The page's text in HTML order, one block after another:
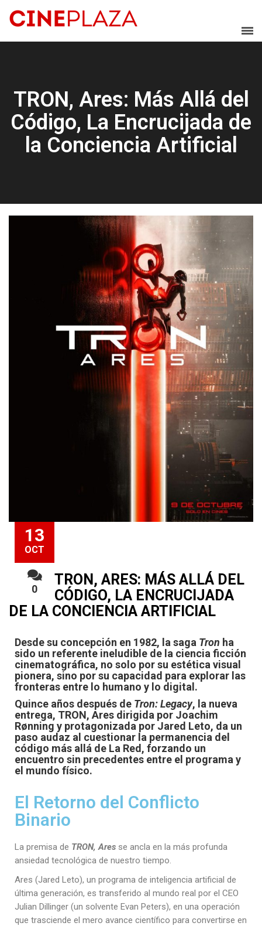
TRON, Ares: Más Allá del
Código, La Encrucijada de
la Conciencia Artificial
13
OCT
0
TRON, ARES: MÁS ALLÁ DEL
CÓDIGO, LA ENCRUCIJADA
DE LA CONCIENCIA ARTIFICIAL
Desde su concepción en 1982, la saga Tron ha
sido un referente ineludible de la ciencia ficción
cinematográfica, no solo por su estética visual
pionera, sino por su capacidad para explorar las
fronteras entre lo humano y lo digital.
Quince años después de Tron: Legacy, la nueva
entrega, TRON, Ares dirigida por Joachim
Rønning y protagonizada por Jared Leto, da un
paso audaz al cuestionar la permanencia del
código más allá de La Red, forzando un
encuentro sin precedentes entre el programa y
el mundo físico.
El Retorno del Conflicto
Binario
La premisa de TRON, Ares se ancla en la más profunda
ansiedad tecnológica de nuestro tiempo.
Ares (Jared Leto), un programa de inteligencia artificial de
última generación, es transferido al mundo real por el CEO
Julian Dillinger (un solvente Evan Peters), en una operación
que trasciende el mero avance científico para convertirse en